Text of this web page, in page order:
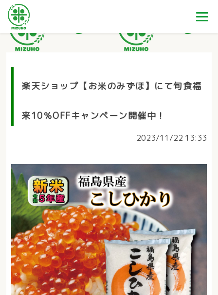
楽天ショップ【お米のみずほ】にて旬食福
来10％OFFキャンペーン開催中！
2023/11/22 13:33